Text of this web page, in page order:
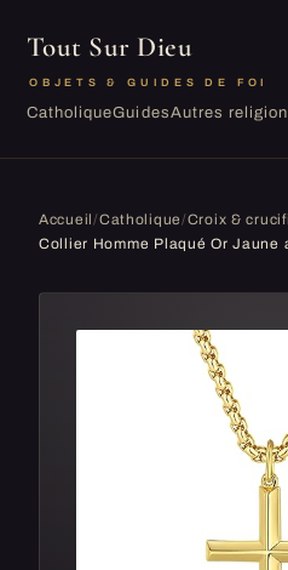
Tout Sur Dieu
OBJETS & GUIDES DE FOI
CatholiqueGuidesAutres
Accueil/Catholique/Croix &